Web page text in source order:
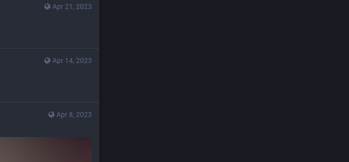
Apr 21, 2023
Apr 14, 2023
Apr 8, 2023